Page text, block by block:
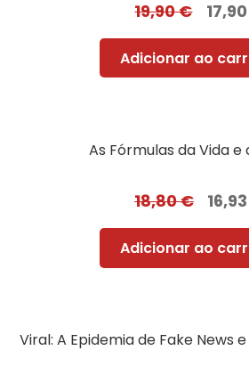
19,90€ 17,90
Adicionar ao
As Fórmulas da Vida
18,80€ 16,93
Adicionar ao